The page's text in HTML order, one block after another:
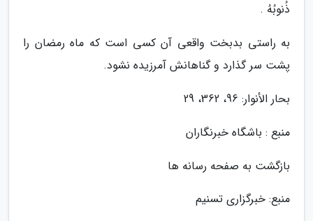
ذُنوبُهُ .
به راستى بدبخت واقعى آن کسى است که ماه رمضان را
پشت سر گذارد و گناهانش آمرزیده نشود.
بحار الأنوار: 96، 362، 29
منبع : باشگاه خبرنگاران
بازگشت به صفحه رسانه ها
منبع: خبرگزاری تسنیم